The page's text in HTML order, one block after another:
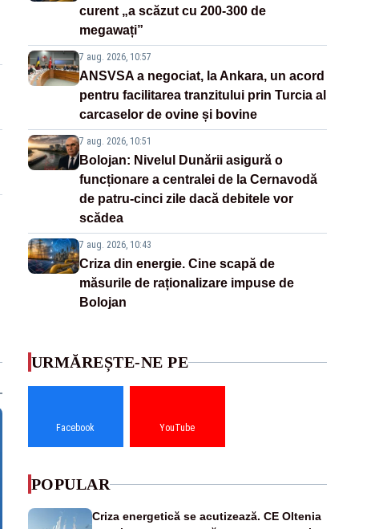
curent „a scăzut cu 200-300 de
megawați”
7 aug. 2026, 10:57
ANSVSA a negociat, la Ankara, un acord
pentru facilitarea tranzitului prin Turcia al
carcaselor de ovine și bovine
7 aug. 2026, 10:51
Bolojan: Nivelul Dunării asigură o
funcționare a centralei de la Cernavodă
de patru-cinci zile dacă debitele vor
scădea
7 aug. 2026, 10:43
Criza din energie. Cine scapă de
măsurile de raționalizare impuse de
Bolojan
URMĂREȘTE-NE PE
Facebook YouTube
POPULAR
Criza energetică se acutizează. CE Oltenia